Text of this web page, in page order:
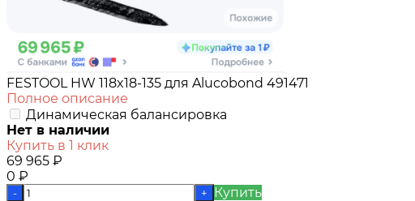
FESTOOL HW 118x18-135 для Alucobond 491471
Полное описание
Динамическая балансировка
Нет в наличии
Купить в 1 клик
69 965 ₽
0 ₽
- +
Купить